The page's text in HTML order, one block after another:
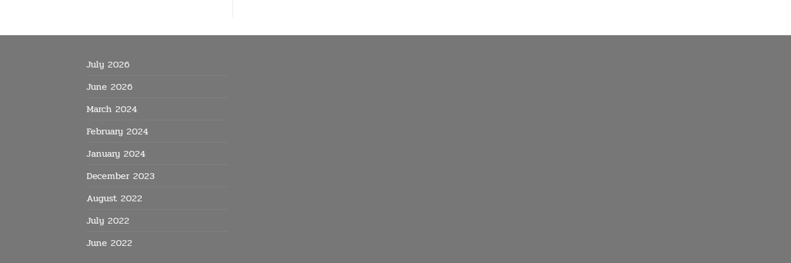
July 2026
June 2026
March 2024
February 2024
January 2024
December 2023
August 2022
July 2022
June 2022